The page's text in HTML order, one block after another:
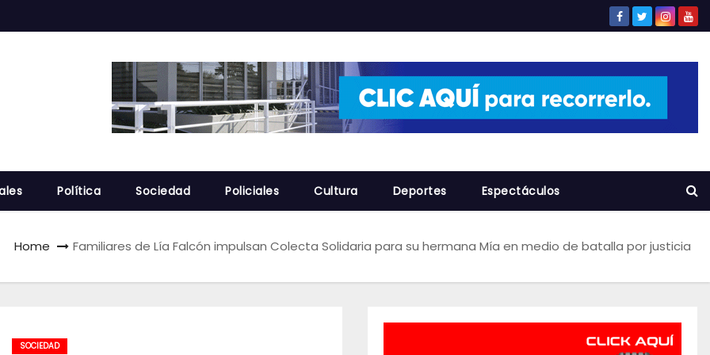
Política Sociedad Policiales Cultura Deportes Espectáculos
Home Familiares de Lía Falcón impulsan Colecta Solidaria para su hermana Mía en medio de batalla por justicia
SOCIEDAD